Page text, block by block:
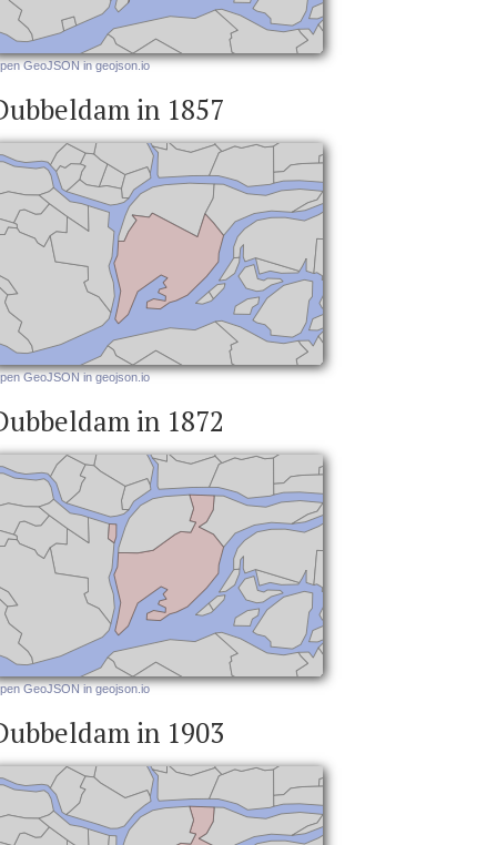
GeoJSON in geojson.io
in 1857
GeoJSON in geojson.io
in 1872
GeoJSON in geojson.io
in 1903